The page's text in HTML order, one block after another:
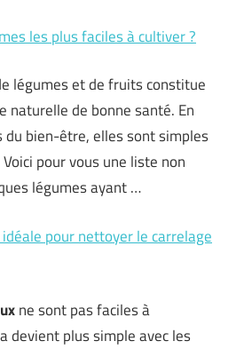
les plus faciles à cultiver ?
légumes et de fruits constitue
naturelle de bonne santé. En
du bien-être, elles sont simples
pour vous une liste non
légumes ayant …
pour nettoyer le carrelage
ne sont pas faciles à
devient plus simple avec les